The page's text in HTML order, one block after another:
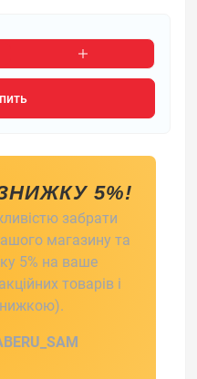
5%!
забрати
магазину та
5% на ваше
товарів і